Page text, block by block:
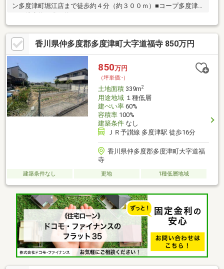
ン多度津町堀江店まで徒歩約４分（約３００ｍ）■コープ多度津
香川県仲多度郡多度津町大字道福寺 850万円
850万円
（坪単価:-）
土地面積339m2
用途地域１種低層
建ぺい率60%
容積率100%
建築条件なし
ＪＲ予讃線 多度津駅 徒歩16分
香川県仲多度郡多度津町大字道福
寺
建築条件なし 更地 1種低層地域